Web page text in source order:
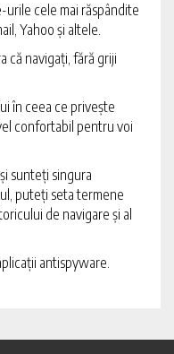
cele mai răspândite
Yahoo și altele.
că navigați, fără griji
în ceea ce privește
confortabil pentru voi
sunteți singura
puteți seta termene
de navigare și al
antispyware.